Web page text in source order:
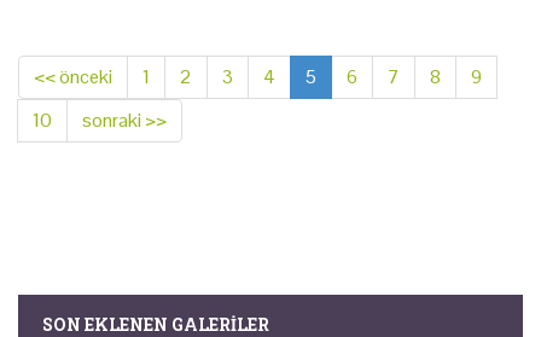
<< önceki 1 2 3 4 5 6 7 8
9
10
sonraki >>
SON EKLENEN GALERILER